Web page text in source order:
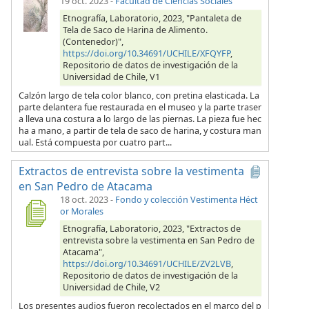
Etnografía, Laboratorio, 2023, "Pantaleta de
Tela de Saco de Harina de Alimento.
(Contenedor)",
https://doi.org/10.34691/UCHILE/XFQYFP,
Repositorio de datos de investigación de la
Universidad de Chile, V1
Calzón largo de tela color blanco, con pretina elasticada. La
parte delantera fue restaurada en el museo y la parte traser
a lleva una costura a lo largo de las piernas. La pieza fue hec
ha a mano, a partir de tela de saco de harina, y costura man
ual. Está compuesta por cuatro part...
Extractos de entrevista sobre la vestimenta
en San Pedro de Atacama
18 oct. 2023- Fondo y colección Vestimenta Héct
or Morales
Etnografía, Laboratorio, 2023, "Extractos de
entrevista sobre la vestimenta en San Pedro de
Atacama",
https://doi.org/10.34691/UCHILE/ZV2LVB,
Repositorio de datos de investigación de la
Universidad de Chile, V2
Los presentes audios fueron recolectados en el marco del p